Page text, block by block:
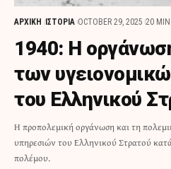
ΑΡΧΙΚΗ ΙΣΤΟΡΙΑ OCTOBER 29, 2025 20 MIN
1940: Η
των
του Ελληνικού
Η προπολεμική οργάνωση και τη
υπηρεσιών του Ελληνικού Στρατού
πολέμου.